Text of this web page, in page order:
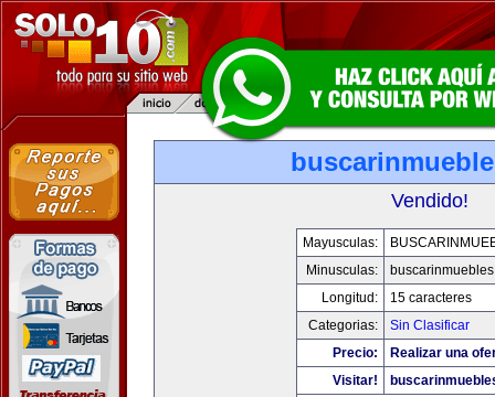
Vendido!
Mayusculas:
Minusculas:
Longitud:
15 caracteres
Categorias:
Sin Clasificar
Precio:
Realizar una
Visitar!